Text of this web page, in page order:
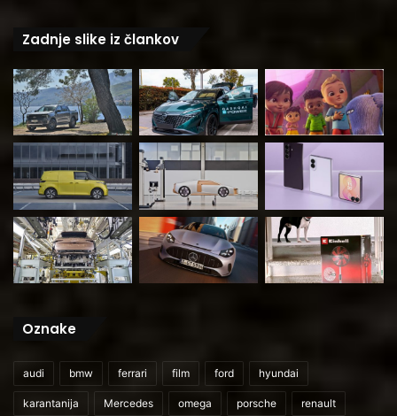
Zadnje slike iz člankov
Oznake
audi bmw ferrari film ford hyundai
karantanija Mercedes omega porsche renault